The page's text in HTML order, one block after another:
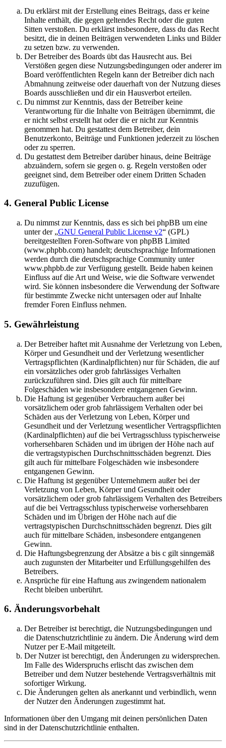
Du erklärst mit der Erstellung eines Beitrags, dass er keine
Inhalte enthält, die gegen geltendes Recht oder die guten
Sitten verstoßen. Du erklärst insbesondere, dass du das Recht
besitzt, die in deinen Beiträgen verwendeten Links und Bilder
zu setzen bzw. zu verwenden.
Der Betreiber des Boards übt das Hausrecht aus. Bei
Verstößen gegen diese Nutzungsbedingungen oder anderer im
Board veröffentlichten Regeln kann der Betreiber dich nach
Abmahnung zeitweise oder dauerhaft von der Nutzung dieses
Boards ausschließen und dir ein Hausverbot erteilen.
Du nimmst zur Kenntnis, dass der Betreiber keine
Verantwortung für die Inhalte von Beiträgen übernimmt, die
er nicht selbst erstellt hat oder die er nicht zur Kenntnis
genommen hat. Du gestattest dem Betreiber, dein
Benutzerkonto, Beiträge und Funktionen jederzeit zu löschen
oder zu sperren.
Du gestattest dem Betreiber darüber hinaus, deine Beiträge
abzuändern, sofern sie gegen o. g. Regeln verstoßen oder
geeignet sind, dem Betreiber oder einem Dritten Schaden
zuzufügen.
4. General Public License
Du nimmst zur Kenntnis, dass es sich bei phpBB um eine
unter der „GNU General Public License v2“ (GPL)
bereitgestellten Foren-Software von phpBB Limited
(www.phpbb.com) handelt; deutschsprachige Informationen
werden durch die deutschsprachige Community unter
www.phpbb.de zur Verfügung gestellt. Beide haben keinen
Einfluss auf die Art und Weise, wie die Software verwendet
wird. Sie können insbesondere die Verwendung der Software
für bestimmte Zwecke nicht untersagen oder auf Inhalte
fremder Foren Einfluss nehmen.
5. Gewährleistung
Der Betreiber haftet mit Ausnahme der Verletzung von Leben,
Körper und Gesundheit und der Verletzung wesentlicher
Vertragspflichten (Kardinalpflichten) nur für Schäden, die auf
ein vorsätzliches oder grob fahrlässiges Verhalten
zurückzuführen sind. Dies gilt auch für mittelbare
Folgeschäden wie insbesondere entgangenen Gewinn.
Die Haftung ist gegenüber Verbrauchern außer bei
vorsätzlichem oder grob fahrlässigem Verhalten oder bei
Schäden aus der Verletzung von Leben, Körper und
Gesundheit und der Verletzung wesentlicher Vertragspflichten
(Kardinalpflichten) auf die bei Vertragsschluss typischerweise
vorhersehbaren Schäden und im übrigen der Höhe nach auf
die vertragstypischen Durchschnittsschäden begrenzt. Dies
gilt auch für mittelbare Folgeschäden wie insbesondere
entgangenen Gewinn.
Die Haftung ist gegenüber Unternehmern außer bei der
Verletzung von Leben, Körper und Gesundheit oder
vorsätzlichem oder grob fahrlässigem Verhalten des Betreibers
auf die bei Vertragsschluss typischerweise vorhersehbaren
Schäden und im Übrigen der Höhe nach auf die
vertragstypischen Durchschnittsschäden begrenzt. Dies gilt
auch für mittelbare Schäden, insbesondere entgangenen
Gewinn.
Die Haftungsbegrenzung der Absätze a bis c gilt sinngemäß
auch zugunsten der Mitarbeiter und Erfüllungsgehilfen des
Betreibers.
Ansprüche für eine Haftung aus zwingendem nationalem
Recht bleiben unberührt.
6. Änderungsvorbehalt
Der Betreiber ist berechtigt, die Nutzungsbedingungen und
die Datenschutzrichtlinie zu ändern. Die Änderung wird dem
Nutzer per E-Mail mitgeteilt.
Der Nutzer ist berechtigt, den Änderungen zu widersprechen.
Im Falle des Widerspruchs erlischt das zwischen dem
Betreiber und dem Nutzer bestehende Vertragsverhältnis mit
sofortiger Wirkung.
Die Änderungen gelten als anerkannt und verbindlich, wenn
der Nutzer den Änderungen zugestimmt hat.
Informationen über den Umgang mit deinen persönlichen Daten
sind in der Datenschutzrichtlinie enthalten.